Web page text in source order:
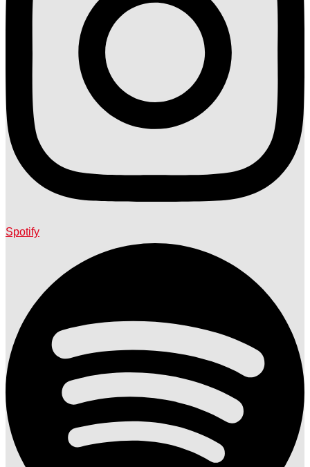
Spotify